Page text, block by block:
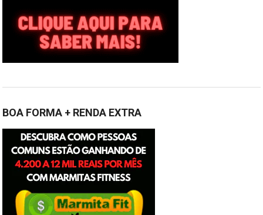
BOA FORMA + RENDA EXTRA